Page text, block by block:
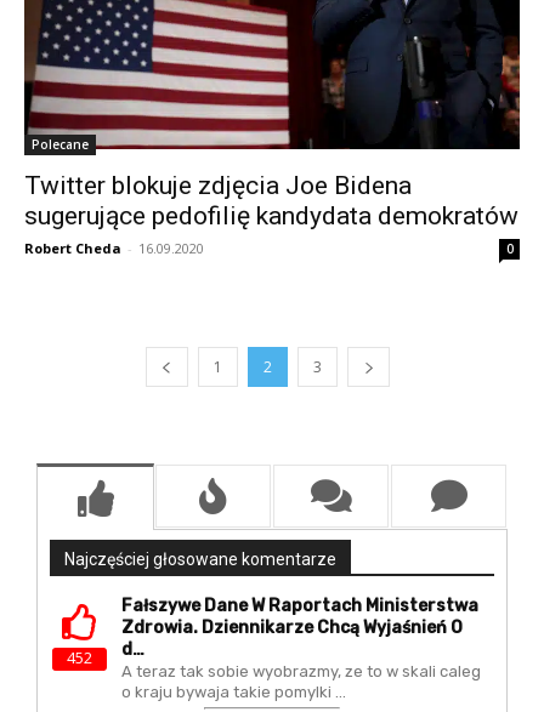
Polecane
Twitter blokuje zdjęcia Joe Bidena
sugerujące pedofilię kandydata demokratów
Robert Cheda - 16.09.2020 0
1 2 3
Najczęściej głosowane komentarze
452
Fałszywe Dane W Raportach Ministerstwa
Zdrowia. Dziennikarze Chcą Wyjaśnień O
D…
A teraz tak sobie wyobrazmy, ze to w skali caleg
o kraju bywaja takie pomylki ...